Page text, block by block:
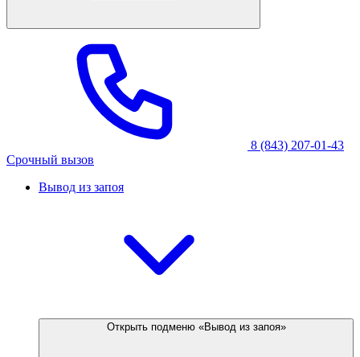
8 (843) 207-01-43
Срочный вызов
Вывод из запоя
Открыть подменю «Вывод из запоя»